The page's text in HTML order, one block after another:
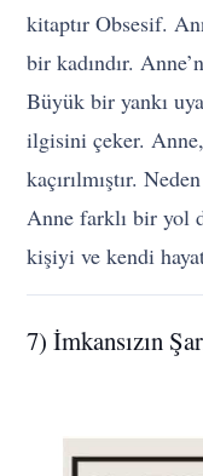
kitaptır Obsesif.
bir kadındır.
Büyük bir yankı
ilgisini çeker.
kaçırılmıştır.
Anne farklı bir yol
kişiyi ve kendi
7) İmkansızın